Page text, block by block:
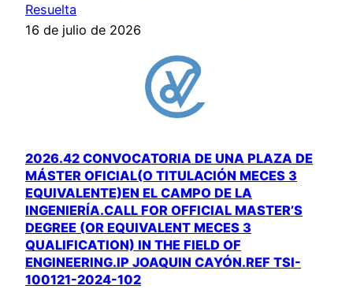
Resuelta
16 de julio de 2026
2026.42 CONVOCATORIA DE UNA PLAZA DE
MÁSTER OFICIAL(O TITULACIÓN MECES 3
EQUIVALENTE)EN EL CAMPO DE LA
INGENIERÍA.CALL FOR OFFICIAL MASTER’S
DEGREE (OR EQUIVALENT MECES 3
QUALIFICATION) IN THE FIELD OF
ENGINEERING.IP JOAQUIN CAYÓN.REF TSI-
100121-2024-102